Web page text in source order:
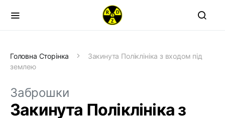
Головна Сторінка
Закинута Поліклініка з входом під
землею
Заброшки
Закинута Поліклініка з